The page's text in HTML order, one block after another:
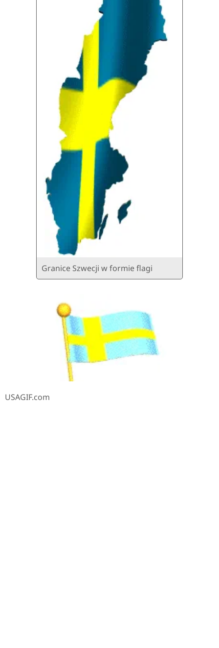
Granice Szwecji w formie flagi
USAGIF.com